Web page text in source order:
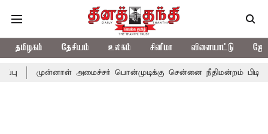
தமிழகம் தேசியம் உலகம் சினிமா விளையாட்டு
அமைச்சர் பொன்முடிக்கு சென்னை நீதிமன்றம் பிடிவாராண்ட்